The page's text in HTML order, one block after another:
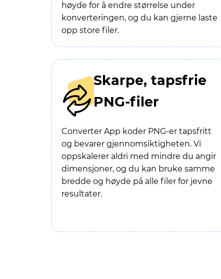
høyde for å endre størrelse under
konverteringen, og du kan gjerne laste
opp store filer.
Skarpe, tapsfrie
PNG-filer
Converter App koder PNG-er tapsfritt
og bevarer gjennomsiktigheten. Vi
oppskalerer aldri med mindre du angir
dimensjoner, og du kan bruke samme
bredde og høyde på alle filer for jevne
resultater.